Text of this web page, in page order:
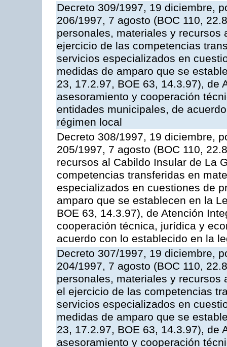
Decreto 309/1997, 19 diciembre,
206/1997, 7 agosto (BOC 110,
personales, materiales y recursos
ejercicio de las competencias
servicios especializados en
medidas de amparo que se
23, 17.2.97, BOE 63, 14.3.97), de
asesoramiento y cooperación
entidades municipales, de
régimen local
Decreto 308/1997, 19 diciembre,
205/1997, 7 agosto (BOC 110,
recursos al Cabildo Insular de La
competencias transferidas en
especializados en cuestiones de
amparo que se establecen en la
BOE 63, 14.3.97), de Atención
cooperación técnica, jurídica y
acuerdo con lo establecido en la
Decreto 307/1997, 19 diciembre,
204/1997, 7 agosto (BOC 110,
personales, materiales y recursos
el ejercicio de las competencias
servicios especializados en
medidas de amparo que se
23, 17.2.97, BOE 63, 14.3.97), de
asesoramiento y cooperación